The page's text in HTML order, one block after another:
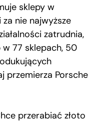
sklepy w
nie najwyższe
zatrudnia,
77 sklepach, 50
przemierza Porsche
przerabiać złoto